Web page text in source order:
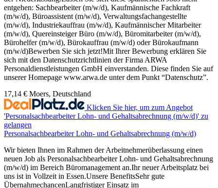
entgehen: Sachbearbeiter (m/w/d), Kaufmännische Fachkraft
(m/w/d), Büroassistent (m/w/d), Verwaltungsfachangestellte
(m/w/d), Industriekauffrau (m/w/d), Kaufmännischer Mitarbeiter
(m/w/d), Quereinsteiger Büro (m/w/d), Büromitarbeiter (m/w/d),
Bürohelfer (m/w/d), Bürokauffrau (m/w/d) oder Bürokaufmann
(m/w/d)Bewerben Sie sich jetzt!Mit Ihrer Bewerbung erklären Sie
sich mit den Datenschutzrichtlinien der Firma ARWA
Personaldienstleistungen GmbH einverstanden. Diese finden Sie auf
unserer Homepage www.arwa.de unter dem Punkt “Datenschutz”.
17,14 € Moers, Deutschland
Klicken Sie hier, um zum Angebot
'Personalsachbearbeiter Lohn- und Gehaltsabrechnung (m/w/d)' zu
gelangen
Personalsachbearbeiter Lohn- und Gehaltsabrechnung (m/w/d)
Wir bieten Ihnen im Rahmen der Arbeitnehmerüberlassung einen
neuen Job als Personalsachbearbeiter Lohn- und Gehaltsabrechnung
(m/w/d) im Bereich Büromanagement an.Ihr neuer Arbeitsplatz bei
uns ist in Vollzeit in Essen.Unsere BenefitsSehr gute
ÜbernahmechancenLangfristiger Einsatz im